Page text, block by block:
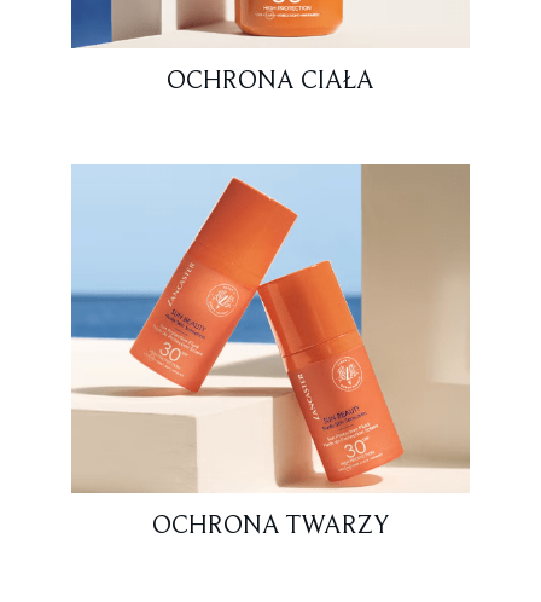
OCHRONA CIAŁA
OCHRONA TWARZY